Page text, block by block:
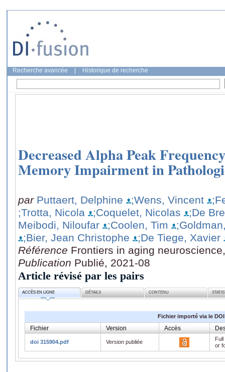
Recherche avancée Historique de recherche
Decreased Alpha Peak
Memory Impairment in
par Puttaert, Delphine ;Wens, Vincent
;Trotta, Nicola
;Coquelet, Nicolas
;De
Meibodi, Niloufar
;Coolen, Tim
;Bier, Jean Christophe
;De Tiege, Xavier
Référence Frontiers in aging
Publication Publié, 2021-08
Article révisé par les pairs
ACCÈS EN LIGNE DÉTAILS CONTENU
Fichier importé via le DOI
Fichier Version Accès
doi 315904.pdf Version publiée
or